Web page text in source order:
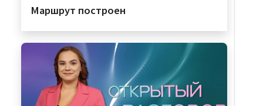
Маршрут построен